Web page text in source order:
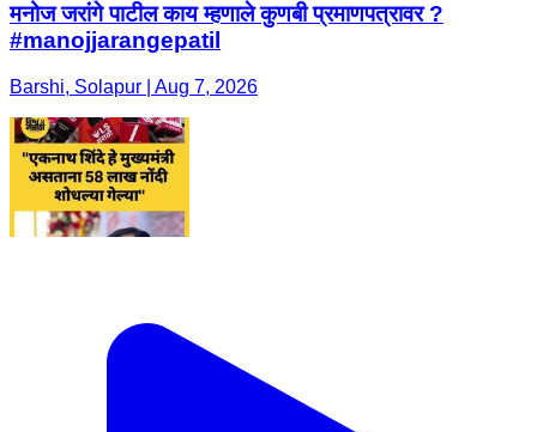
मनोज जरांगे पाटील काय म्हणाले कुणबी प्रमाणपत्रावर ?
#manojjarangepatil
Barshi, Solapur | Aug 7, 2026